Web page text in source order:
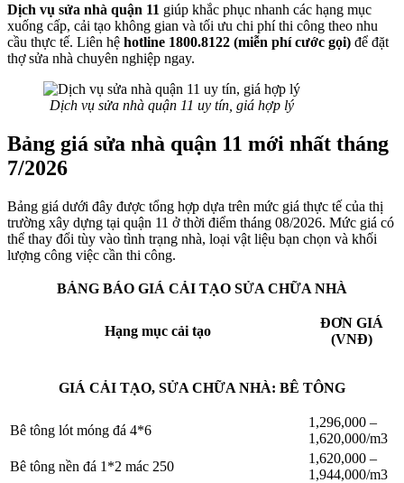
Dịch vụ sửa nhà quận 11 giúp khắc phục nhanh các hạng mục
xuống cấp, cải tạo không gian và tối ưu chi phí thi công theo nhu
cầu thực tế. Liên hệ hotline 1800.8122 (miễn phí cước gọi) để đặt
thợ sửa nhà chuyên nghiệp ngay.
Dịch vụ sửa nhà quận 11 uy tín, giá hợp lý
Bảng giá sửa nhà quận 11 mới nhất tháng
7/2026
Bảng giá dưới đây được tổng hợp dựa trên mức giá thực tế của thị
trường xây dựng tại quận 11 ở thời điểm tháng 08/2026. Mức giá có
thể thay đổi tùy vào tình trạng nhà, loại vật liệu bạn chọn và khối
lượng công việc cần thi công.
BẢNG BÁO GIÁ CẢI TẠO SỬA CHỮA NHÀ
Hạng mục cải tạo
ĐƠN GIÁ
(VNĐ)
GIÁ CẢI TẠO, SỬA CHỮA NHÀ: BÊ TÔNG
Bê tông lót móng đá 4*6
1,296,000 –
1,620,000/m3
Bê tông nền đá 1*2 mác 250
1,620,000 –
1,944,000/m3